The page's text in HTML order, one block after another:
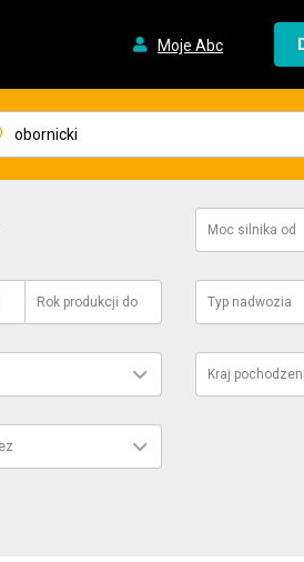
Moje Abc
Moc silnika od
Rok produkcji do Typ nadwozia
Kraj